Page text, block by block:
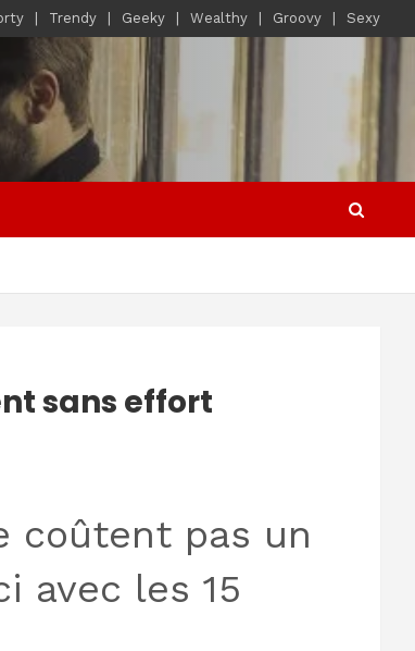
Trendy Geeky Wealthy Groovy Sexy
sans effort
coûtent pas un
avec les 15